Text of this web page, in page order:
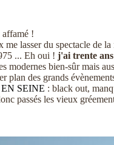
affamé !
me lasser du spectacle de
... Eh oui ! j'ai trente ans
modernes bien-sûr mais
plan des grands
SEINE : black out,
passés les vieux